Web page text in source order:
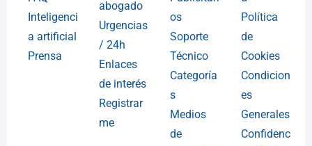
Inteligenci
a artificial
Prensa
abogado
Urgencias
/ 24h
Enlaces
de interés
Registrar
me
os
Soporte
Técnico
Categoría
s
Medios
de
Política
de
Cookies
Condicion
es
Generales
Confidenc